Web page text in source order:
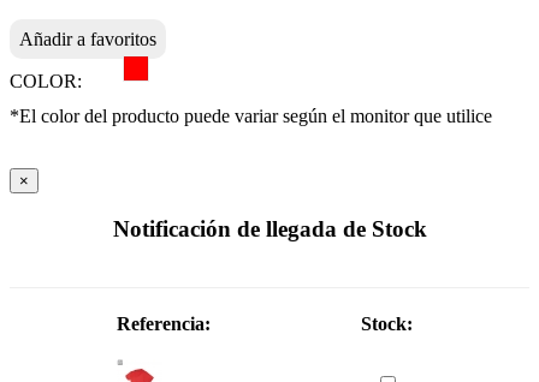
Añadir a favoritos
COLOR:
*El color del producto puede variar según el monitor que utilice
×
Notificación de llegada de Stock
Referencia: Stock: